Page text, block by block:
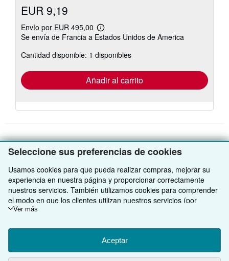
Seleccione sus preferencias de cookies
Usamos cookies para que pueda realizar compras, mejorar su
experiencia en nuestra página y proporcionar correctamente
nuestros servicios. También utilizamos cookies para comprender
el modo en que los clientes utilizan nuestros servicios (por
ejemplo, midiendo las visitas al sitio) y así poder realizar mejoras.
para mostrar contenido relevante en los anuncios y medir el
rendimiento de los mismos. Elija Rechazar si noestá de acuerdo
o Personalizar para obtener más información. Puede cambiar sus
Ver más
Aceptar
EUR 9,19
Envío por EUR 495,00
Más
información
las
tarifas
envío
Se envía de Francia a Estados Unidos de America
Cantidad disponible: 1 disponibles
Añadir al carrito
VOLVER AL INICIO
Compre con nosotros
Búsqueda avanzada
Venda con nosotros
Únase a nuestro programa de afiliados